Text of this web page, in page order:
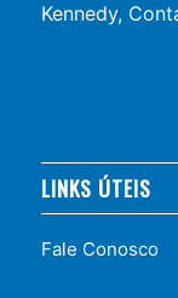
Kennedy,
LINKS ÚTEIS
Fale Conosco